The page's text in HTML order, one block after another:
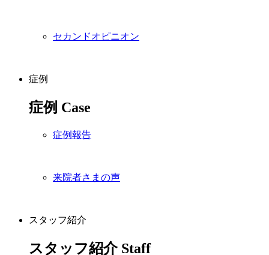
セカンドオピニオン
症例
症例 Case
症例報告
来院者さまの声
スタッフ紹介
スタッフ紹介 Staff